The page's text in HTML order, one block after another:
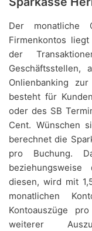
Der monatliche
Firmenkontos
der
Onlienbanking
besteht für
oder des SB
Cent. Wünschen
berechnet die
pro Buchung.
diesen, wird mit
monatlichen
Kontoauszüge
weiterer